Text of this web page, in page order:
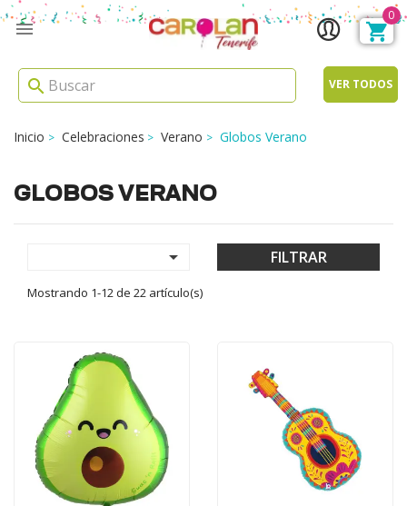

0
search VER TODOS
Inicio Celebraciones Verano Globos Verano
GLOBOS VERANO
 FILTRAR
Mostrando 1-12 de 22 artículo(s)